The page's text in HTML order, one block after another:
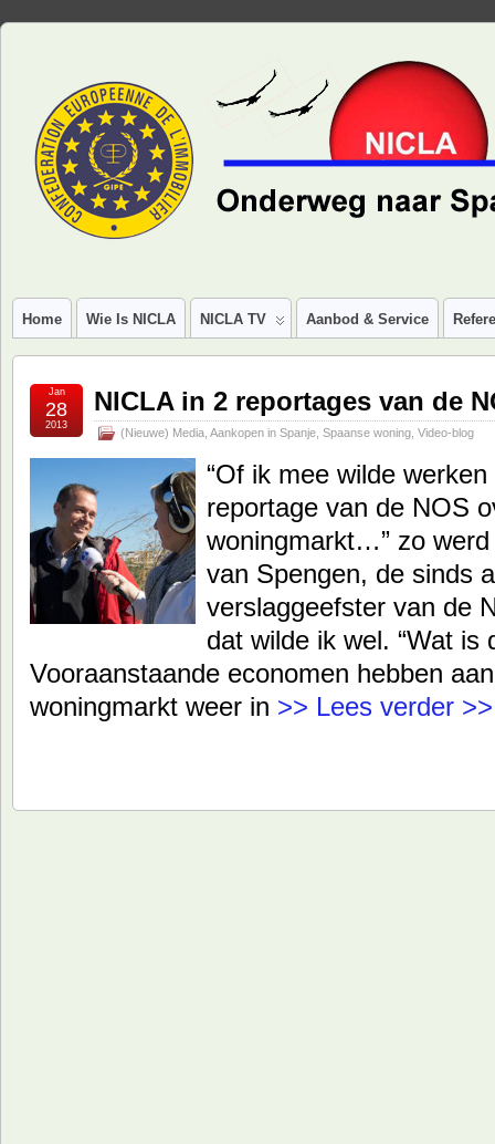
Home Wie Is NICLA NICLA TV Aanbod & Service
NICLA in 2 reportages van de
(Nieuwe) Media Aankopen in Spanje Spaanse woning Video-blog
Jan
28
2013
“Of ik mee wilde
reportage van de NOS
woningmarkt…” zo
van Spengen, de sinds
verslaggeefster van de
dat wilde ik wel. “Wat is
Vooraanstaande economen hebben
woningmarkt weer in >> Lees verder >>